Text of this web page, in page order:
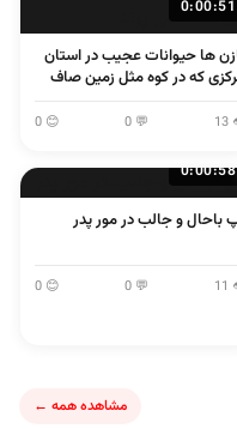
0:00:51
ها حیوانات عجیب در استان
که در کوه مثل زمین صاف
💬 0
😊 0
0:00:58
باحال و جالب در مور پدر
💬 0
😊 0
مشاهده همه ←